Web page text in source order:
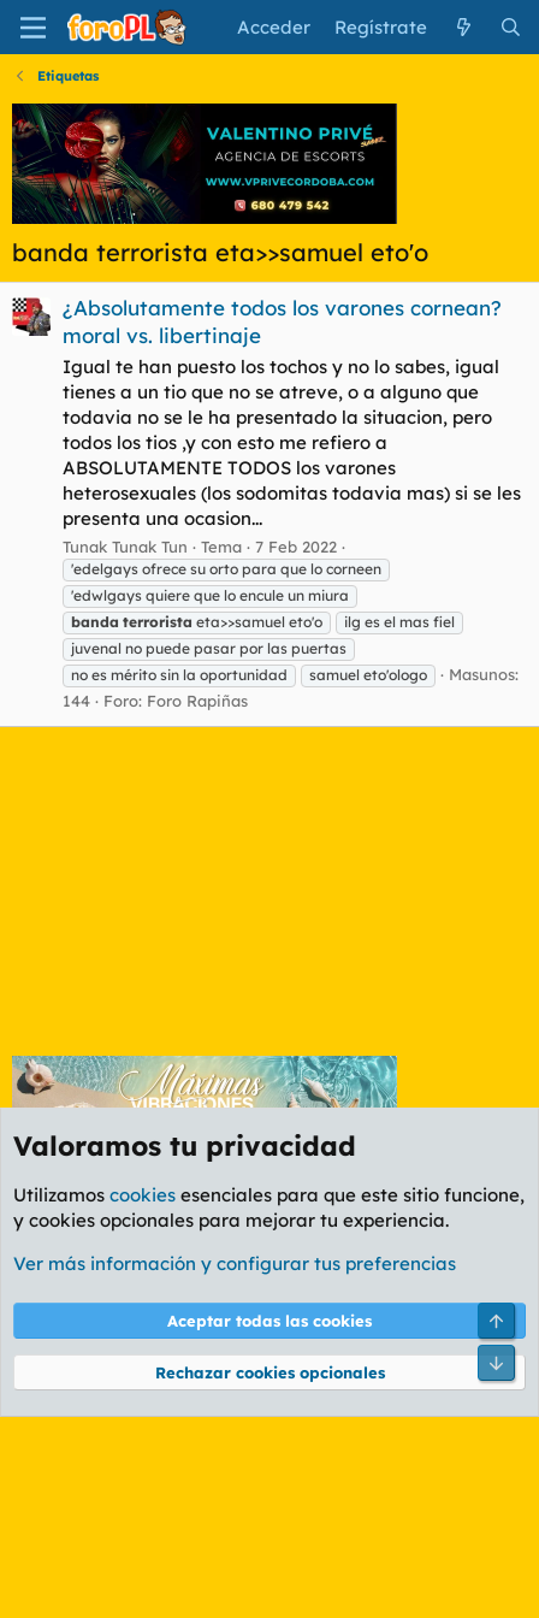
Acceder Regístrate
Etiquetas
banda terrorista eta>>samuel eto'o
¿Absolutamente todos los varones cornean?
moral vs. libertinaje
Igual te han puesto los tochos y no lo sabes, igual
tienes a un tio que no se atreve, o a alguno que
todavia no se le ha presentado la situacion, pero
todos los tios ,y con esto me refiero a
ABSOLUTAMENTE TODOS los varones
heterosexuales (los sodomitas todavia mas) si se les
presenta una ocasion...
Tunak Tunak Tun Tema 7 Feb 2022
'edelgays ofrece su orto para que lo corneen
'edwlgays quiere que lo encule un miura
banda terrorista eta>>samuel eto'o
ilg es el mas fiel
juvenal no puede pasar por las puertas
no es mérito sin la oportunidad
samuel eto'ologo
Masunos:
144
Foro: Foro Rapiñas
Etiquetas
Cookies
PL OLDSTYLE AMARILLO
Términos y reglas Política de privacidad Ayuda
Community platform by XenForo® © 2010-2026 XenForo Ltd.
Valoramos tu privacidad
Utilizamos cookies esenciales para que este sitio funcione,
y cookies opcionales para mejorar tu experiencia.
Ver más información y configurar tus preferencias
Aceptar todas las cookies
Rechazar cookies opcionales
Pie